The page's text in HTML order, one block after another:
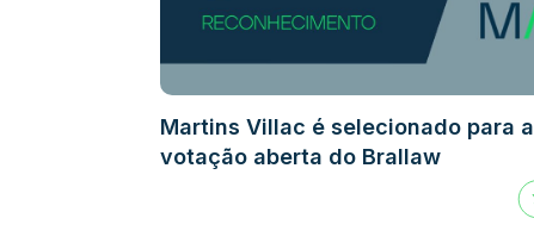
Martins Villac é selecionado para a
votação aberta do Brallaw